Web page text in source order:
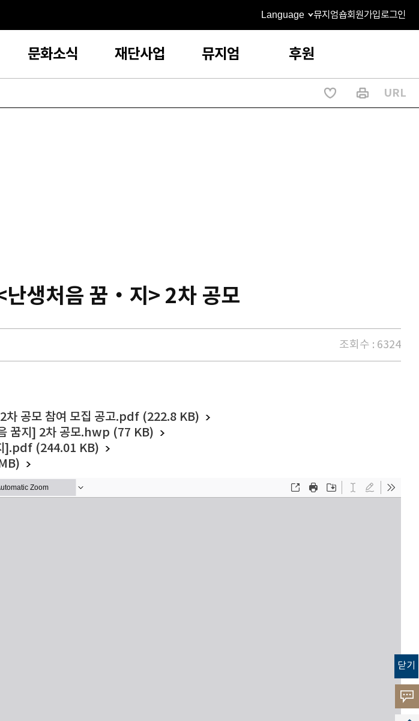
Language 뮤지엄숍회원가입로그인
문화소식 재단사업 뮤지엄 후원
닫기
고객
URL
생처음 꿈‧지> 2차 공모
조회수 : 6324
차 공모 참여 모집 공고.pdf (222.8 KB)
꿈지] 2차 공모.hwp (77 KB)
].pdf (244.01 KB)